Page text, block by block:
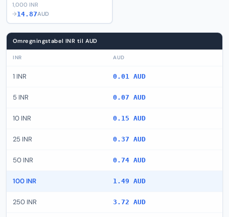
1,000 INR
→14.87AUD
Omregningstabel INR til AUD
INR AUD
1 INR 0.01 AUD
5 INR 0.07 AUD
10 INR 0.15 AUD
25 INR 0.37 AUD
50 INR 0.74 AUD
100 INR 1.49 AUD
250 INR 3.72 AUD